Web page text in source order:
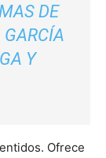
DE
Y
Ofrece